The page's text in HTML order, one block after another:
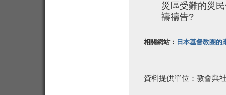
災區受難的災
禱禱告?
相關網站： 日本基督教團的
資料提供單位： 教會與